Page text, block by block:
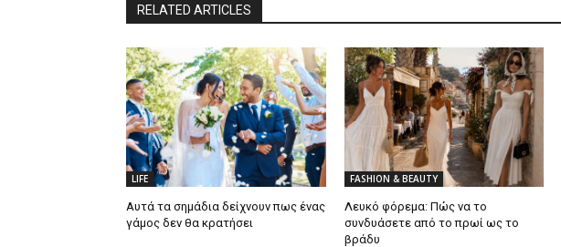
RELATED ARTICLES
LIFE
Αυτά τα σημάδια δείχνουν πως ένας
γάμος δεν θα κρατήσει
FASHION & BEAUTY
Λευκό φόρεμα: Πώς να το
συνδυάσετε από το πρωί ως το
βράδυ